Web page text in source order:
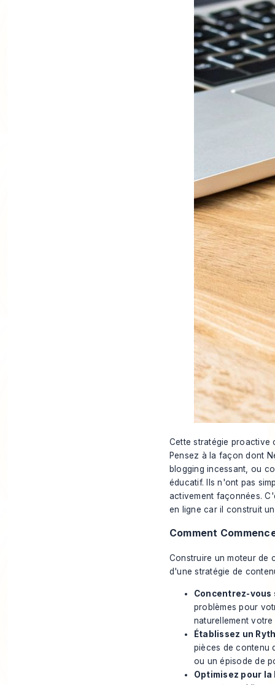
Cette stratégie proactive
Pensez à la façon dont
blogging incessant, ou
éducatif. Ils n'ont pas
activement façonnées.
en ligne car il construit
Comment
Construire un moteur de
d'une stratégie de
Concentrez-vous
problèmes pour
naturellement votre
Établissez un
pièces de contenu
ou un épisode de
Optimisez pour la